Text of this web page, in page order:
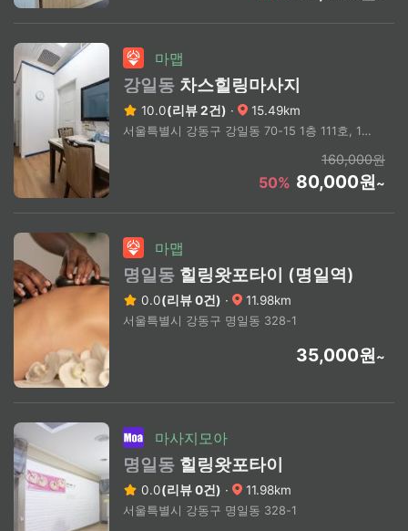
마맵
강일동 차스힐링마사지
10.0(리뷰 2건) · 15.49km
서울특별시 강동구 강일동 70-15 1층 111호, 112호
160,000원
50% 80,000원~
마맵
명일동 힐링왓포타이 (명일역)
0.0(리뷰 0건) · 11.98km
서울특별시 강동구 명일동 328-1
35,000원~
마사지모아
명일동 힐링왓포타이
0.0(리뷰 0건) · 11.98km
서울특별시 강동구 명일동 328-1